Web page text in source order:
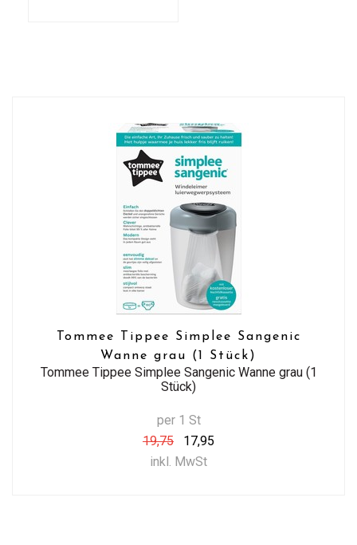
Tommee Tippee Simplee Sangenic
Wanne grau (1 Stück)
Tommee Tippee Simplee Sangenic Wanne grau (1
Stück)
per 1 St
19,75
17,95
inkl. MwSt